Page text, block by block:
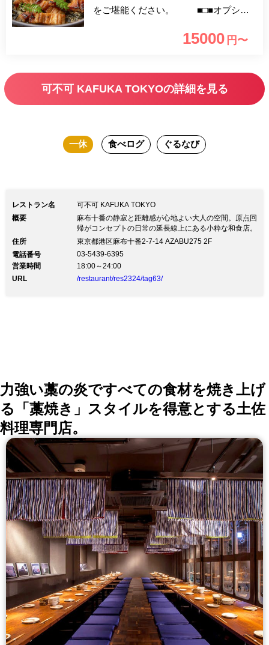
をご堪能ください。 ■□■オプショ
みいただける、ワイン・日本酒ペアリン
種、白ワイン、赤ワインをお料理に合わ
せてご用意致します。
15000 円〜
可不可 KAFUKA TOKYOの詳細を見る
一休 食べログ ぐるなび
レストラン名
可不可 KAFUKA TOKYO
概要
麻布十番の静寂と距離感が心地よい大人の空間。原点回
帰がコンセプトの日常の延長線上にある小粋な和食店。
住所
東京都港区麻布十番2-7-14 AZABU275 2F
電話番号
03-5439-6395
営業時間
18:00～24:00
URL
/restaurant/res2324/tag63/
力強い藁の炎ですべての食材を焼き上げ
る「藁焼き」スタイルを得意とする土佐
料理専門店。